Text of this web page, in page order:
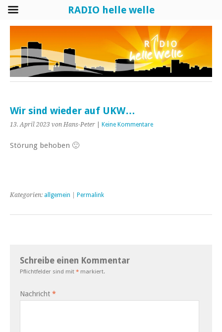
Wir sind wieder auf UKW…
13. April 2023 von Hans-Peter Keine Kommentare
Störung behoben 🙂
Kategorien: allgemein Permalink
Schreibe einen Kommentar
Pflichtfelder sind mit * markiert.
Nachricht *
RADIO helle welle